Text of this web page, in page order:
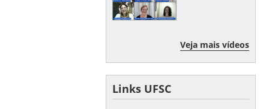
Veja mais vídeos
Links UFSC